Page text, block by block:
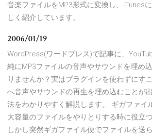
音楽ファイルをMP3形式に変換し、iTunes
しく紹介しています。
2006/01/19
WordPress(ワードプレス)で記事に、
純にMP3ファイルの音声やサウンドを埋め
りませんか？実はプラグインを使わずにす
へ音声やサウンドの再生を埋め込むことが
法をわかりやすく解説します。 ギガファイ
大容量のファイルをやりとりする時に役立
しかし突然ギガファイル便でファイルを送